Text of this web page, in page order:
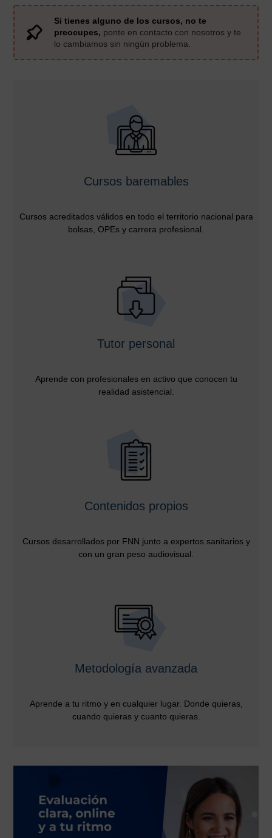
Si tienes alguno de los cursos, no te
preocupes, ponte en contacto con nosotros y te
lo cambiamos sin ningún problema.
Cursos baremables
Cursos acreditados válidos en todo el territorio nacional para
bolsas, OPEs y carrera profesional.
Tutor personal
Aprende con profesionales en activo que conocen tu
realidad asistencial.
Contenidos propios
Cursos desarrollados por FNN junto a expertos sanitarios y
con un gran peso audiovisual.
Metodología avanzada
Aprende a tu ritmo y en cualquier lugar. Donde quieras,
cuando quieras y cuanto quieras.